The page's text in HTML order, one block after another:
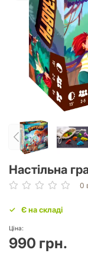
Настільна
0
Є на складі
Ціна:
990 грн.